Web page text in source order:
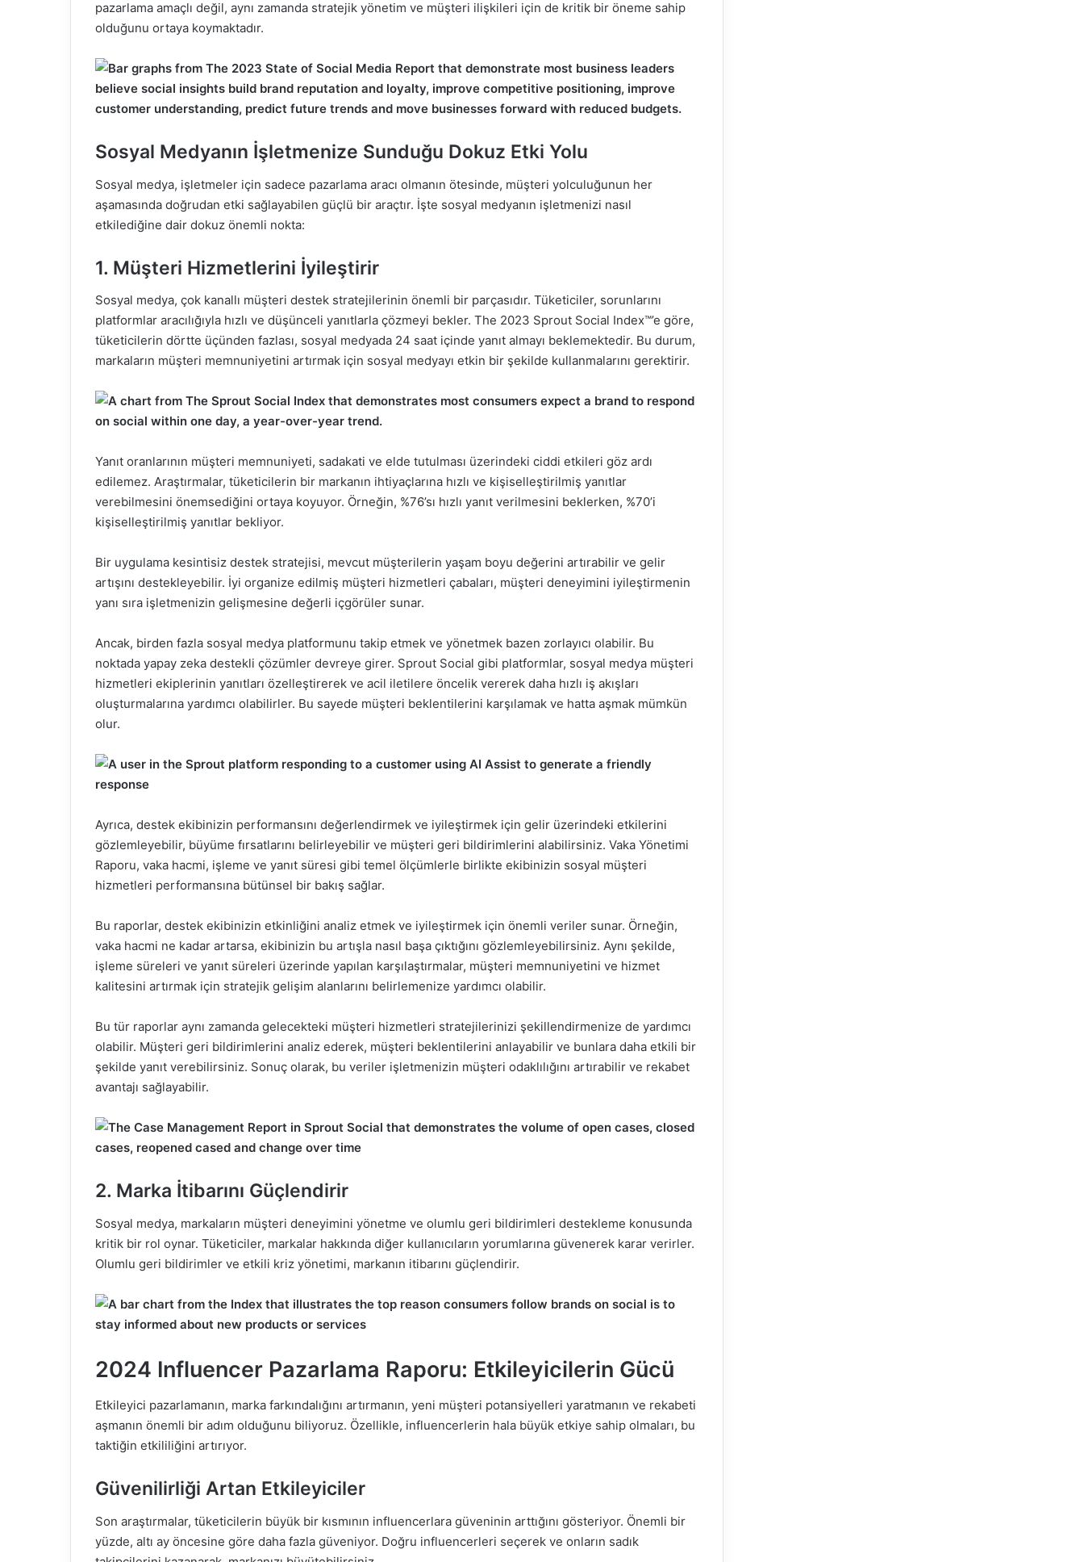
pazarlama amaçlı değil, aynı zamanda stratejik yönetim ve müşteri ilişkileri için de kritik bir öneme sahip
olduğunu ortaya koymaktadır.
Sosyal Medyanın İşletmenize Sunduğu Dokuz Etki Yolu
Sosyal medya, işletmeler için sadece pazarlama aracı olmanın ötesinde, müşteri yolculuğunun her
aşamasında doğrudan etki sağlayabilen güçlü bir araçtır. İşte sosyal medyanın işletmenizi nasıl
etkilediğine dair dokuz önemli nokta:
1. Müşteri Hizmetlerini İyileştirir
Sosyal medya, çok kanallı müşteri destek stratejilerinin önemli bir parçasıdır. Tüketiciler, sorunlarını
platformlar aracılığıyla hızlı ve düşünceli yanıtlarla çözmeyi bekler. The 2023 Sprout Social Index™’e göre,
tüketicilerin dörtte üçünden fazlası, sosyal medyada 24 saat içinde yanıt almayı beklemektedir. Bu durum,
markaların müşteri memnuniyetini artırmak için sosyal medyayı etkin bir şekilde kullanmalarını gerektirir.
Yanıt oranlarının müşteri memnuniyeti, sadakati ve elde tutulması üzerindeki ciddi etkileri göz ardı
edilemez. Araştırmalar, tüketicilerin bir markanın ihtiyaçlarına hızlı ve kişiselleştirilmiş yanıtlar
verebilmesini önemsediğini ortaya koyuyor. Örneğin, %76’sı hızlı yanıt verilmesini beklerken, %70’i
kişiselleştirilmiş yanıtlar bekliyor.
Bir uygulama kesintisiz destek stratejisi, mevcut müşterilerin yaşam boyu değerini artırabilir ve gelir
artışını destekleyebilir. İyi organize edilmiş müşteri hizmetleri çabaları, müşteri deneyimini iyileştirmenin
yanı sıra işletmenizin gelişmesine değerli içgörüler sunar.
Ancak, birden fazla sosyal medya platformunu takip etmek ve yönetmek bazen zorlayıcı olabilir. Bu
noktada yapay zeka destekli çözümler devreye girer. Sprout Social gibi platformlar, sosyal medya müşteri
hizmetleri ekiplerinin yanıtları özelleştirerek ve acil iletilere öncelik vererek daha hızlı iş akışları
oluşturmalarına yardımcı olabilirler. Bu sayede müşteri beklentilerini karşılamak ve hatta aşmak mümkün
olur.
Ayrıca, destek ekibinizin performansını değerlendirmek ve iyileştirmek için gelir üzerindeki etkilerini
gözlemleyebilir, büyüme fırsatlarını belirleyebilir ve müşteri geri bildirimlerini alabilirsiniz. Vaka Yönetimi
Raporu, vaka hacmi, işleme ve yanıt süresi gibi temel ölçümlerle birlikte ekibinizin sosyal müşteri
hizmetleri performansına bütünsel bir bakış sağlar.
Bu raporlar, destek ekibinizin etkinliğini analiz etmek ve iyileştirmek için önemli veriler sunar. Örneğin,
vaka hacmi ne kadar artarsa, ekibinizin bu artışla nasıl başa çıktığını gözlemleyebilirsiniz. Aynı şekilde,
işleme süreleri ve yanıt süreleri üzerinde yapılan karşılaştırmalar, müşteri memnuniyetini ve hizmet
kalitesini artırmak için stratejik gelişim alanlarını belirlemenize yardımcı olabilir.
Bu tür raporlar aynı zamanda gelecekteki müşteri hizmetleri stratejilerinizi şekillendirmenize de yardımcı
olabilir. Müşteri geri bildirimlerini analiz ederek, müşteri beklentilerini anlayabilir ve bunlara daha etkili bir
şekilde yanıt verebilirsiniz. Sonuç olarak, bu veriler işletmenizin müşteri odaklılığını artırabilir ve rekabet
avantajı sağlayabilir.
2. Marka İtibarını Güçlendirir
Sosyal medya, markaların müşteri deneyimini yönetme ve olumlu geri bildirimleri destekleme konusunda
kritik bir rol oynar. Tüketiciler, markalar hakkında diğer kullanıcıların yorumlarına güvenerek karar verirler.
Olumlu geri bildirimler ve etkili kriz yönetimi, markanın itibarını güçlendirir.
2024 Influencer Pazarlama Raporu: Etkileyicilerin Gücü
Etkileyici pazarlamanın, marka farkındalığını artırmanın, yeni müşteri potansiyelleri yaratmanın ve rekabeti
aşmanın önemli bir adım olduğunu biliyoruz. Özellikle, influencerlerin hala büyük etkiye sahip olmaları, bu
taktiğin etkililiğini artırıyor.
Güvenilirliği Artan Etkileyiciler
Son araştırmalar, tüketicilerin büyük bir kısmının influencerlara güveninin arttığını gösteriyor. Önemli bir
yüzde, altı ay öncesine göre daha fazla güveniyor. Doğru influencerleri seçerek ve onların sadık